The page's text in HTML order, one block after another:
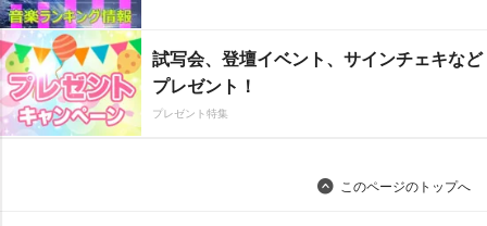
試写会、登壇イベント、サインチェキなど
プレゼント！
プレゼント特集
このページのトップへ